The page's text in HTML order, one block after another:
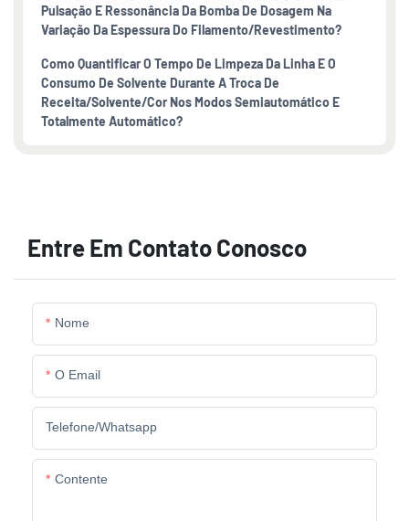
Pulsação E Ressonância Da Bomba De Dosagem Na
Variação Da Espessura Do Filamento/revestimento?
Como Quantificar O Tempo De Limpeza Da Linha E O
Consumo De Solvente Durante A Troca De
Receita/solvente/cor Nos Modos Semiautomático E
Totalmente Automático?
Entre Em Contato Conosco
Nome
O Email
Telefone/whatsapp
Contente